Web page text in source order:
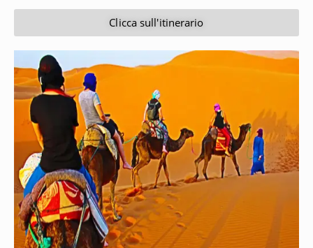
Clicca sull'itinerario